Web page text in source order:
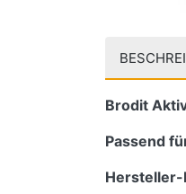
Brodit
Passend
Hersteller-